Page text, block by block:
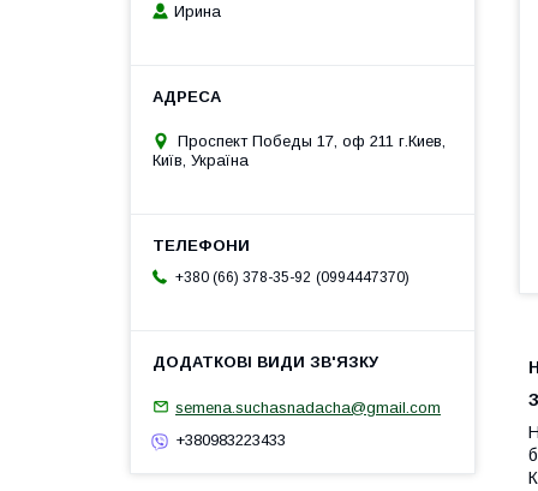
Ирина
Проспект Победы 17, оф 211 г.Киев,
Київ, Україна
+380 (66) 378-35-92 0994447370
semena.suchasnadacha@gmail.com
+380983223433